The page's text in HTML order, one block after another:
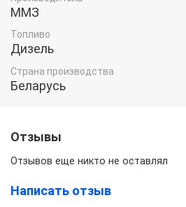
ММЗ
Топливо
Дизель
Страна производства
Беларусь
Отзывы
Отзывов еще никто не оставлял
Написать отзыв